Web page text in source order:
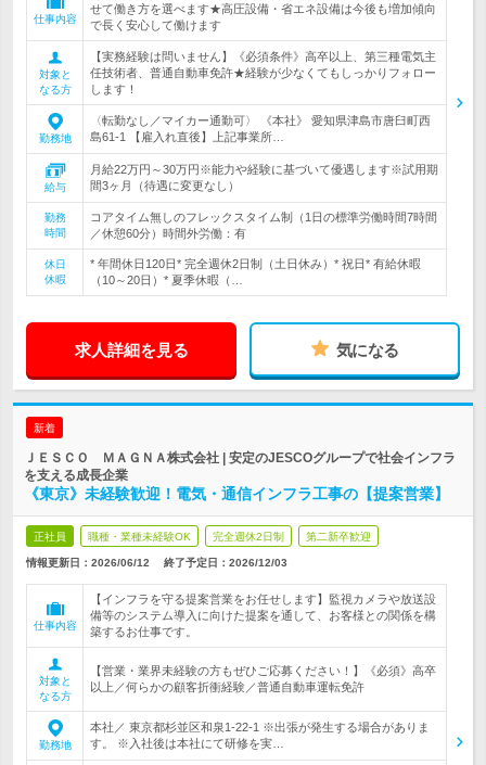
仕事内容
せて働き方を選べます★高圧設備・省エネ設備は今後も増加傾向
で長く安心して働けます
対象と
なる方
【実務経験は問いません】《必須条件》高卒以上、第三種電気主
任技術者、普通自動車免許★経験が少なくてもしっかりフォロー
します！
勤務地
〈転勤なし／マイカー通勤可〉 《本社》 愛知県津島市唐臼町西
島61-1 【雇入れ直後】上記事業所…
給与
月給22万円～30万円※能力や経験に基づいて優遇します※試用期
間3ヶ月（待遇に変更なし）
勤務
時間
コアタイム無しのフレックスタイム制（1日の標準労働時間7時間
／休憩60分）時間外労働：有
休日
休暇
* 年間休日120日* 完全週休2日制（土日休み）* 祝日* 有給休暇
（10～20日）* 夏季休暇（…
求人詳細を見る 気になる
新着
ＪＥＳＣＯ ＭＡＧＮＡ株式会社 | 安定のJESCOグループで社会インフラ
を支える成長企業
《東京》未経験歓迎！電気・通信インフラ工事の【提案営業】
正社員 職種・業種未経験OK 完全週休2日制 第二新卒歓迎
情報更新日：2026/06/12 終了予定日： 2026/12/03
仕事内容
【インフラを守る提案営業をお任せします】監視カメラや放送設
備等のシステム導入に向けた提案を通して、お客様との関係を構
築するお仕事です。
対象と
なる方
【営業・業界未経験の方もぜひご応募ください！】《必須》高卒
以上／何らかの顧客折衝経験／普通自動車運転免許
勤務地
本社／ 東京都杉並区和泉1-22-1 ※出張が発生する場合がありま
す。 ※入社後は本社にて研修を実…